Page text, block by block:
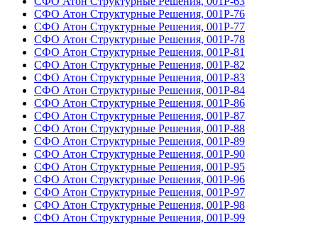
СФО Атон Структурные Решения, 001Р-76
СФО Атон Структурные Решения, 001Р-77
СФО Атон Структурные Решения, 001Р-78
СФО Атон Структурные Решения, 001Р-81
СФО Атон Структурные Решения, 001Р-82
СФО Атон Структурные Решения, 001Р-83
СФО Атон Структурные Решения, 001Р-84
СФО Атон Структурные Решения, 001Р-86
СФО Атон Структурные Решения, 001Р-87
СФО Атон Структурные Решения, 001Р-88
СФО Атон Структурные Решения, 001Р-89
СФО Атон Структурные Решения, 001Р-90
СФО Атон Структурные Решения, 001Р-95
СФО Атон Структурные Решения, 001Р-96
СФО Атон Структурные Решения, 001Р-97
СФО Атон Структурные Решения, 001Р-98
СФО Атон Структурные Решения, 001Р-99